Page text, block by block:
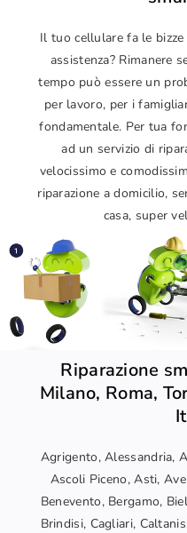
Il tuo cellulare fa le
assistenza? Rimanere
tempo può essere un
per lavoro, per i
fondamentale. Per tua
ad un servizio di
velocissimo e
riparazione a domicilio,
casa, super
Riparazione
Milano, Roma,
Agrigento, Alessandria,
Ascoli Piceno, Asti,
Benevento, Bergamo,
Brindisi, Cagliari,